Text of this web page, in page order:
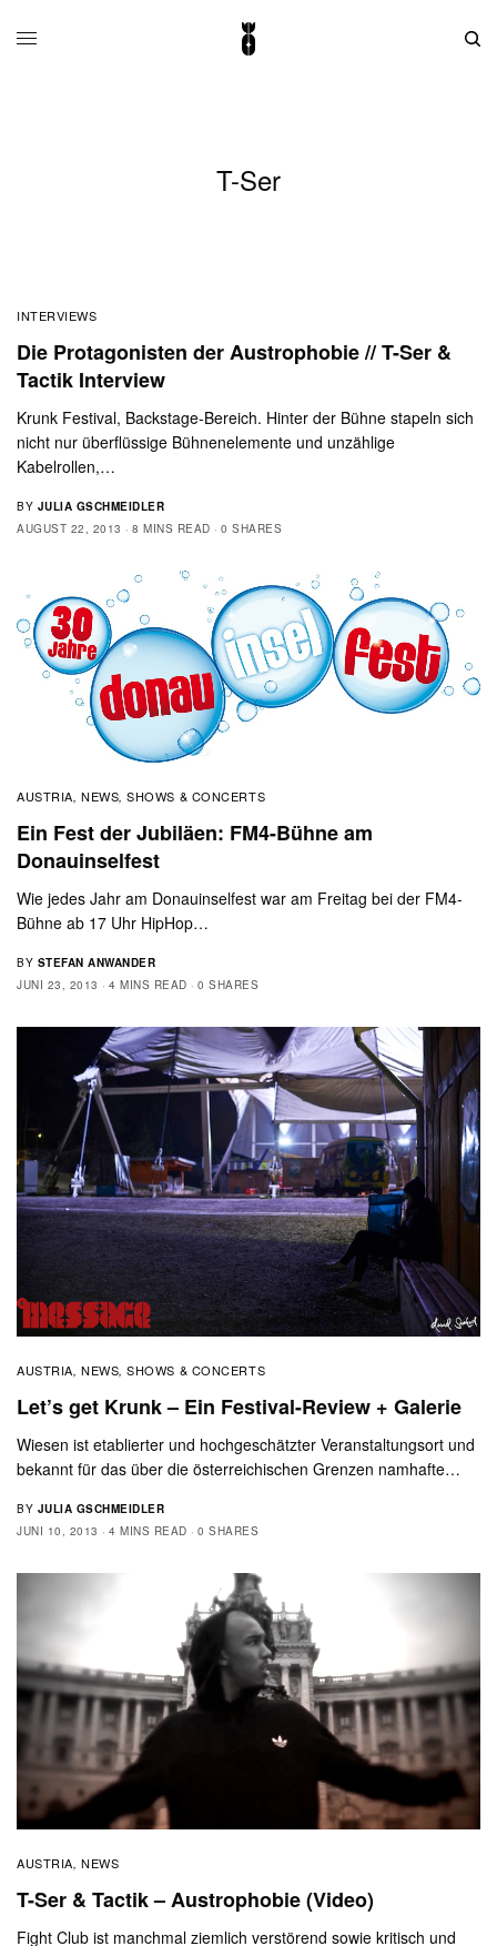
T-Ser
INTERVIEWS
Die Protagonisten der Austrophobie // T-Ser &
Tactik Interview
Krunk Festival, Backstage-Bereich. Hinter der Bühne stapeln sich
nicht nur überflüssige Bühnenelemente und unzählige
Kabelrollen,…
BY JULIA GSCHMEIDLER
AUGUST 22, 2013
8 MINS READ 0 SHARES
AUSTRIA, NEWS,SHOWS & CONCERTS
Ein Fest der Jubiläen: FM4-Bühne am
Donauinselfest
Wie jedes Jahr am Donauinselfest war am Freitag bei der FM4-
Bühne ab 17 Uhr HipHop…
BY STEFAN ANWANDER
JUNI 23, 2013
4 MINS READ 0 SHARES
AUSTRIA, NEWS,SHOWS & CONCERTS
Let’s get Krunk – Ein Festival-Review + Galerie
Wiesen ist etablierter und hochgeschätzter Veranstaltungsort und
bekannt für das über die österreichischen Grenzen namhafte…
BY JULIA GSCHMEIDLER
JUNI 10, 2013
4 MINS READ 0 SHARES
AUSTRIA, NEWS
T-Ser & Tactik – Austrophobie (Video)
Fight Club ist manchmal ziemlich verstörend sowie kritisch und